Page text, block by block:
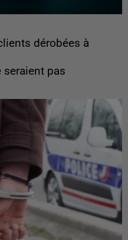
dérobées à
seraient pas